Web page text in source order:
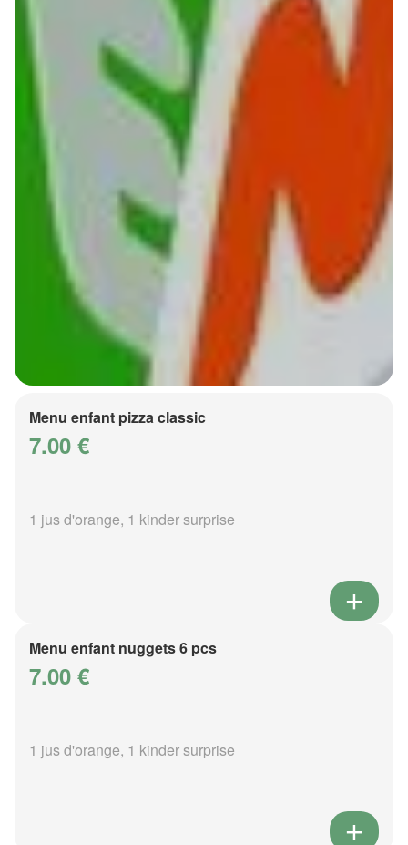
Menu enfant pizza classic
7.00 €
1 jus d'orange, 1 kinder surprise
Menu enfant nuggets 6 pcs
7.00 €
1 jus d'orange, 1 kinder surprise